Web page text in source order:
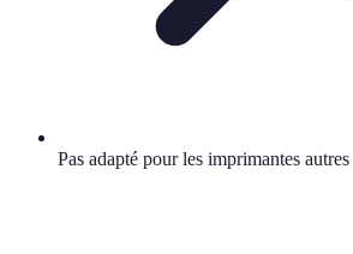
Pas adapté pour les imprimantes